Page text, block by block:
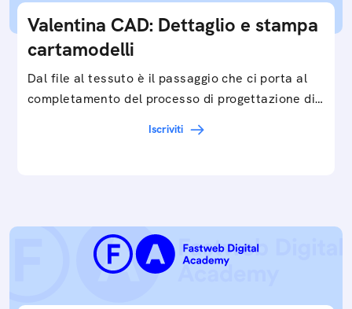
Valentina CAD: Dettaglio e stampa
cartamodelli
Dal file al tessuto è il passaggio che ci porta al
completamento del processo di progettazione di
Iscriviti